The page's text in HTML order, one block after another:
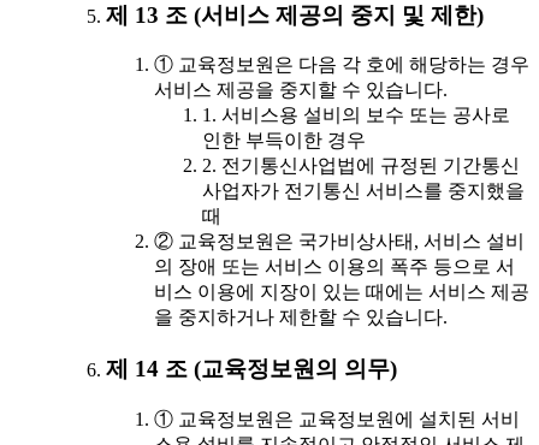
제 13 조 (서비스 제공의 중지 및 제한)
① 교육정보원은 다음 각 호에 해당하는 경우
서비스 제공을 중지할 수 있습니다.
1. 서비스용 설비의 보수 또는 공사로
인한 부득이한 경우
2. 전기통신사업법에 규정된 기간통신
사업자가 전기통신 서비스를 중지했을
때
② 교육정보원은 국가비상사태, 서비스 설비
의 장애 또는 서비스 이용의 폭주 등으로 서
비스 이용에 지장이 있는 때에는 서비스 제공
을 중지하거나 제한할 수 있습니다.
제 14 조 (교육정보원의 의무)
① 교육정보원은 교육정보원에 설치된 서비